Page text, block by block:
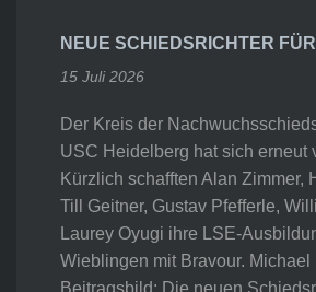
NEUE SCHIEDSRICHTER
15 Juli 2026
Der Kreis der
USC Heidelberg hat sich erneut
Kürzlich schafften Alan Zimmer,
Till Geitner, Gustav Pfefferle,
Laurey Oyugi ihre LSE-
Wieblingen mit Bravour. Michael
Beitragsbild: Die neuen